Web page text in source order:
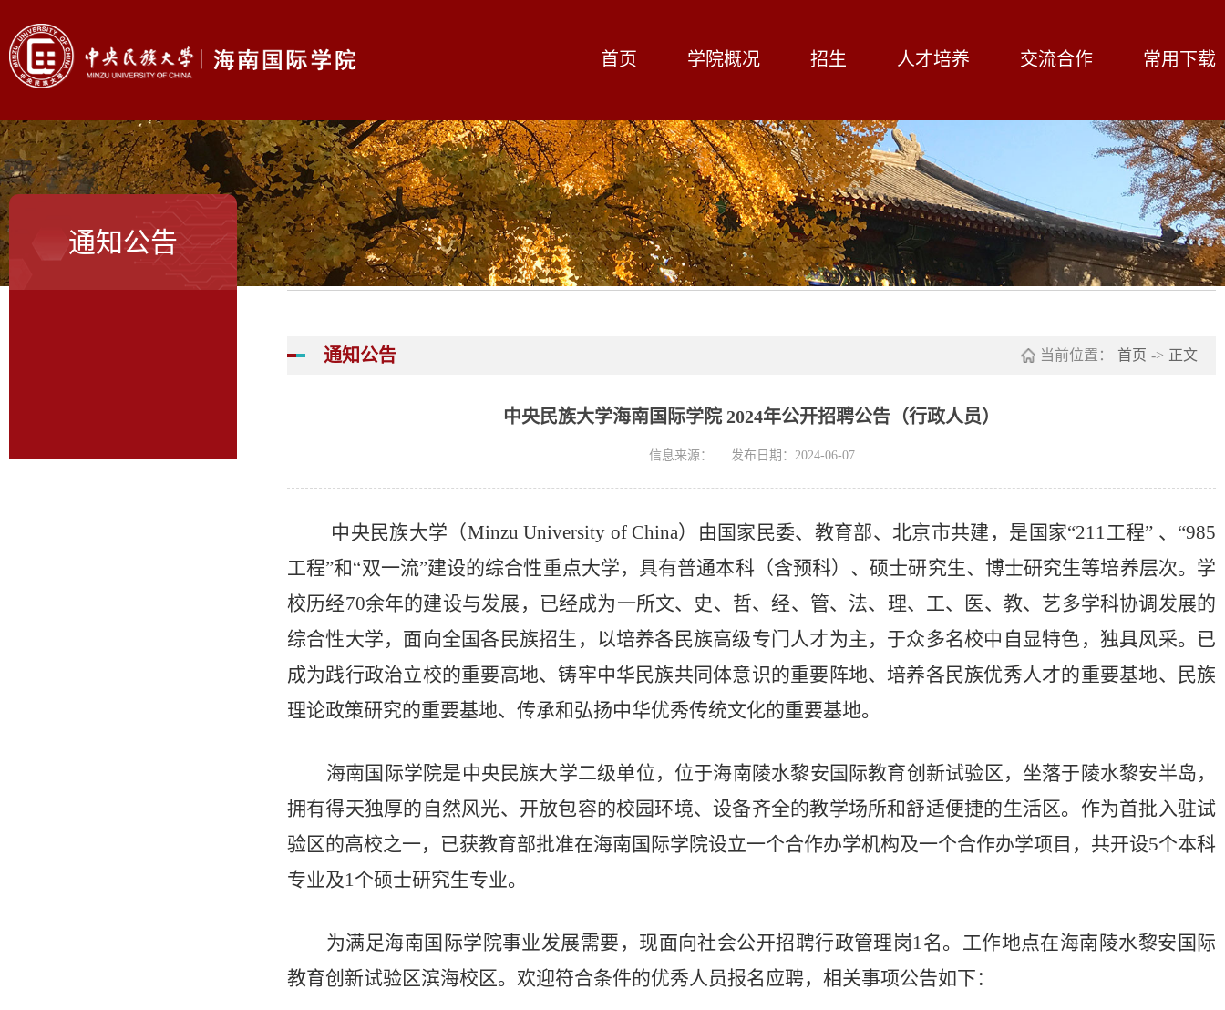
首页 学院概况 招生 人才培养 交流合作 常用下载
通知公告
通知公告 当前位置： 首页 -> 正文
中央民族大学海南国际学院 2024年公开招聘公告（行政人员）
信息来源： 发布日期：2024-06-07
中央民族大学（Minzu University of China）由国家民委、教育部、北京市共建，是国家“211工程” 、“985
工程”和“双一流”建设的综合性重点大学，具有普通本科（含预科）、硕士研究生、博士研究生等培养层次。学
校历经70余年的建设与发展，已经成为一所文、史、哲、经、管、法、理、工、医、教、艺多学科协调发展的
综合性大学，面向全国各民族招生，以培养各民族高级专门人才为主，于众多名校中自显特色，独具风采。已
成为践行政治立校的重要高地、铸牢中华民族共同体意识的重要阵地、培养各民族优秀人才的重要基地、民族
理论政策研究的重要基地、传承和弘扬中华优秀传统文化的重要基地。
海南国际学院是中央民族大学二级单位，位于海南陵水黎安国际教育创新试验区，坐落于陵水黎安半岛，
拥有得天独厚的自然风光、开放包容的校园环境、设备齐全的教学场所和舒适便捷的生活区。作为首批入驻试
验区的高校之一，已获教育部批准在海南国际学院设立一个合作办学机构及一个合作办学项目，共开设5个本科
专业及1个硕士研究生专业。
为满足海南国际学院事业发展需要，现面向社会公开招聘行政管理岗1名。工作地点在海南陵水黎安国际
教育创新试验区滨海校区。欢迎符合条件的优秀人员报名应聘，相关事项公告如下：